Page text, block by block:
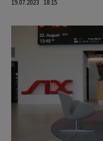
19.07.2023 18:15